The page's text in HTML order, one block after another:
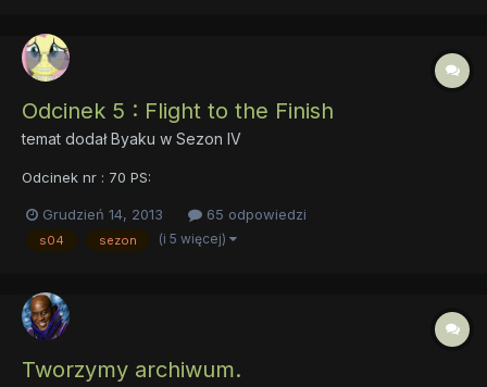
Odcinek 5 : Flight to the Finish
temat dodałByaku w Sezon IV
Odcinek nr : 70 PS:
Grudzień 14, 2013 65 odpowiedzi
s04 sezon (i 5 więcej)
Tworzymy archiwum.